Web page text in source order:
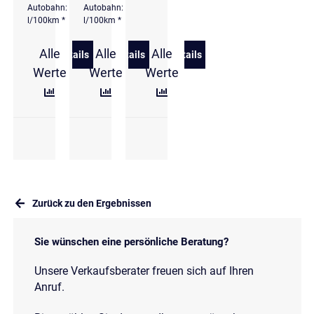
Autobahn: 6,1
l/100km *
Alle
Werte
Details
zu Hyundai i20 1.0 T-GDI DCT Trend Komfortpaket
Autobahn: 6
l/100km *
Alle
Werte
Details
zu Hyundai i20 1.0 T-GDi Trend
Alle
Werte
Details
zu Hyundai i20 1.0 T-GDi
Zurück zu den Ergebnissen
Sie wünschen eine persönliche Beratung?
Unsere Verkaufsberater freuen sich auf Ihren
Anruf.